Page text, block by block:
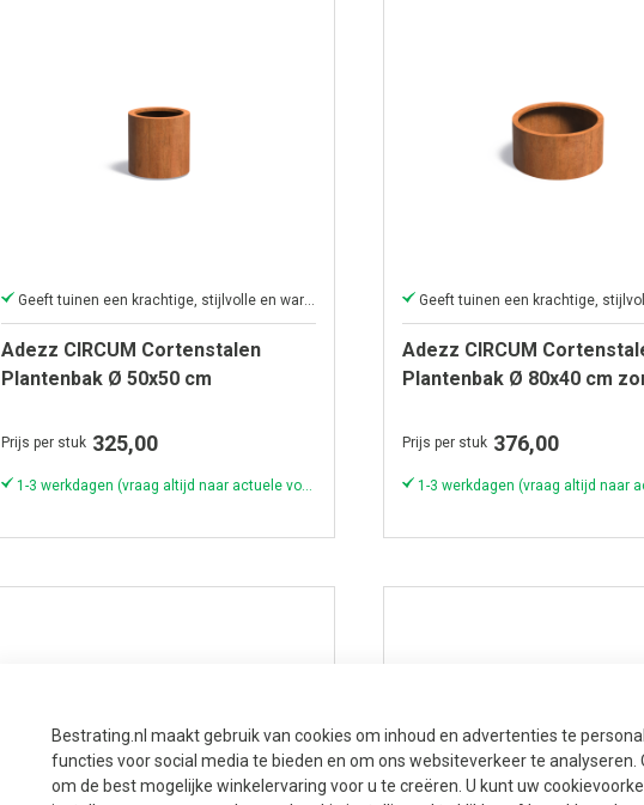
Bestrating.nl maakt gebruik van cookies om inhoud en advertenties te
functies voor social media te bieden en om ons websiteverkeer te analyseren.
om de best mogelijke winkelervaring voor u te creëren. U kunt uw
Geeft tuinen een krachtige, stijlvolle en warme uitstraling.
Adezz CIRCUM Cortenstalen
Plantenbak Ø 50x50 cm
Prijs per stuk 325,00
1-3 werkdagen (vraag altijd naar actuele voorraad & levertijd!)
Adezz CIRCUM
Plantenbak Ø 80x40 cm
Prijs per stuk 376,00